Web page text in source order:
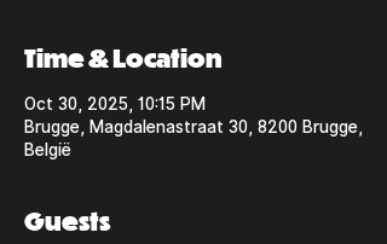
Time & Location
Oct 30, 2025, 10:15 PM
Brugge, Magdalenastraat 30, 8200 Brugge,
België
Guests